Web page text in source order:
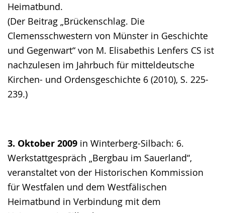
Heimatbund.
(Der Beitrag „Brückenschlag. Die
Clemensschwestern von Münster in Geschichte
und Gegenwart“ von M. Elisabethis Lenfers CS ist
nachzulesen im Jahrbuch für mitteldeutsche
Kirchen- und Ordensgeschichte 6 (2010), S. 225-
239.)
3. Oktober 2009 in Winterberg-Silbach: 6.
Werkstattgespräch „Bergbau im Sauerland“,
veranstaltet von der Historischen Kommission
für Westfalen und dem Westfälischen
Heimatbund in Verbindung mit dem